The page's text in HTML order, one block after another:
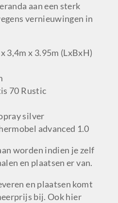
aan een sterk
vernieuwingen in
3,4m x 3.95m (LxBxH)
70 Rustic
silver
advanced 1.0
worden indien je zelf
en plaatsen er van.
en plaatsen komt
bij. Ook hier